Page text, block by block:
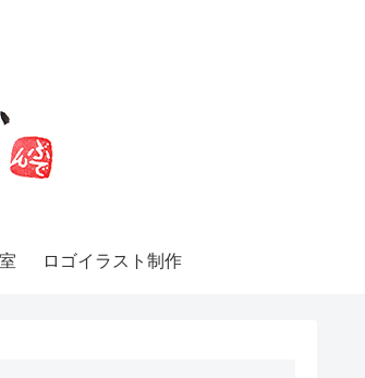
ロゴイラスト制作